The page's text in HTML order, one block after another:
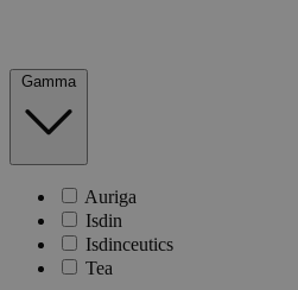
Gamma
Auriga
Isdin
Isdinceutics
Tea